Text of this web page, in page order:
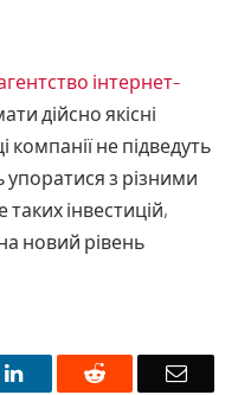
інтернет-
дійсно якісні
компанії не підведуть
з різними
інвестицій,
новий рівень
LinkedIn Reddit Email